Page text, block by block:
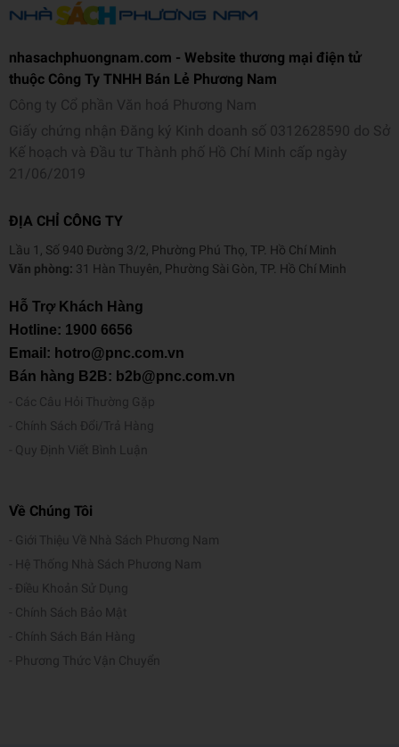
nhasachphuongnam.com - Website thương mại điện tử
thuộc Công Ty TNHH Bán Lẻ Phương Nam
Công ty Cổ phần Văn hoá Phương Nam
Giấy chứng nhận Đăng ký Kinh doanh số 0312628590 do Sở
Kế hoạch và Đầu tư Thành phố Hồ Chí Minh cấp ngày
21/06/2019
ĐỊA CHỈ CÔNG TY
Lầu 1, Số 940 Đường 3/2, Phường Phú Thọ, TP. Hồ Chí Minh
Văn phòng: 31 Hàn Thuyên, Phường Sài Gòn, TP. Hồ Chí Minh
Hỗ Trợ Khách Hàng
Hotline: 1900 6656
Email: hotro@pnc.com.vn
Bán hàng B2B: b2b@pnc.com.vn
Các Câu Hỏi Thường Gặp
Chính Sách Đổi/Trả Hàng
Quy Định Viết Bình Luận
Về Chúng Tôi
Giới Thiệu Về Nhà Sách Phương Nam
Hệ Thống Nhà Sách Phương Nam
Điều Khoản Sử Dụng
Chính Sách Bảo Mật
Chính Sách Bán Hàng
Phương Thức Vận Chuyển